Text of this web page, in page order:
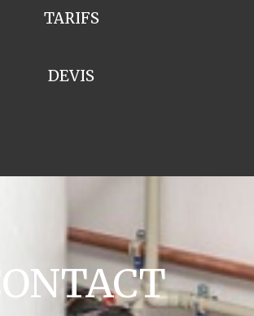
TARIFS
DEVIS
CONTACT